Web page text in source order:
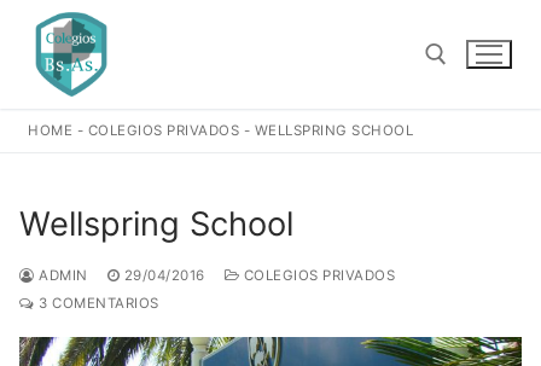
contenido
HOME - COLEGIOS PRIVADOS - WELLSPRING SCHOOL
Wellspring School
ADMIN 29/04/2016
COLEGIOS PRIVADOS
3 COMENTARIOS